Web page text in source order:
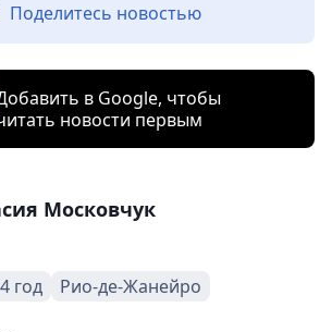
Поделитесь новостью
в Google, чтобы
новости первым
Московчук
год Рио-де-Жанейро